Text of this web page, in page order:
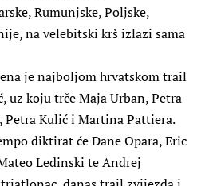
Rumunjske, Poljske,
na velebitski krš izlazi sama
je najboljom hrvatskom trail
uz koju trče Maja Urban, Petra
Petra Kulić i Martina Pattiera.
diktirat će Dane Opara, Eric
Ledinski te Andrej